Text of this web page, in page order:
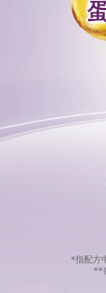
*指配方
**